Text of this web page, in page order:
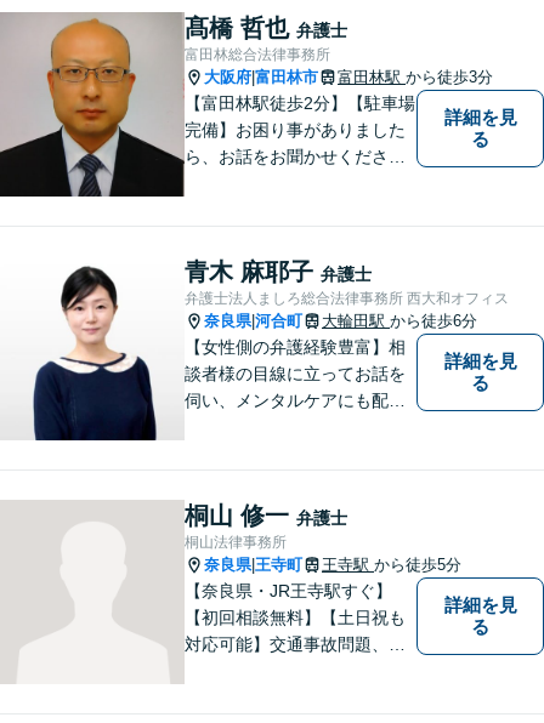
髙橋 哲也 弁護士
富田林総合法律事務所
大阪府 富田林市 富田林駅 から徒歩3分
【富田林駅徒歩2分】【駐車場
完備】お困り事がありました
ら、お話をお聞かせくださ
詳細を見
る
青木 麻耶子 弁護士
弁護士法人ましろ総合法律事務所 西大和オフィス
奈良県|河合町 大輪田駅 から徒歩6分
【女性側の弁護経験豊富】相
談者様の目線に立ってお話を
伺い、メンタルケアにも配慮
策をご提案【LINE利用可】
【平日夜間、土日祝日、応相
談】
詳細を見
る
桐山 修一 弁護士
桐山法律事務所
奈良県|王寺町 王寺駅 から徒歩5分
【奈良県・JR王寺駅すぐ】
【初回相談無料】【土日祝も
対応可能】交通事故問題、遺
詳細を見
る